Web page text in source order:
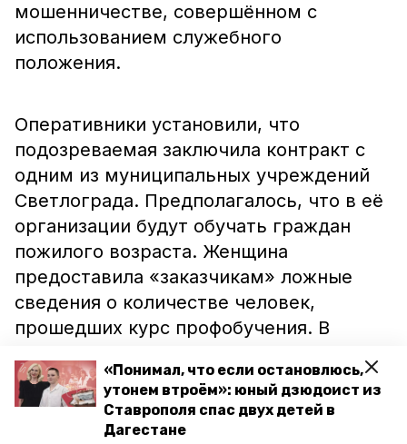
«Понимал, что если остановлюсь,
утонем втроём»: юный дзюдоист из
Ставрополя спас двух детей в
Дагестане
мошенничестве, совершённом с
использованием служебного
положения.
Оперативники установили, что
подозреваемая заключила контракт с
одним из муниципальных учреждений
Светлограда. Предполагалось, что в её
организации будут обучать граждан
пожилого возраста. Женщина
предоставила «заказчикам» ложные
сведения о количестве человек,
прошедших курс профобучения. В
почти 150 тысяч рублей, которые
потратила по своему усмотрению.